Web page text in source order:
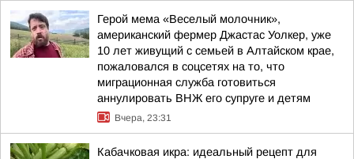
Герой мема «Веселый молочник»,
американский фермер Джастас Уолкер, уже
10 лет живущий с семьей в Алтайском крае,
пожаловался в соцсетях на то, что
миграционная служба готовиться
аннулировать ВНЖ его супруге и детям
Вчера, 23:31
Кабачковая икра: идеальный рецепт для